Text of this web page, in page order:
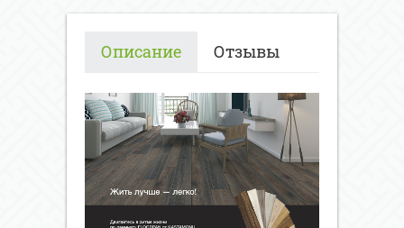
Описание Отзывы